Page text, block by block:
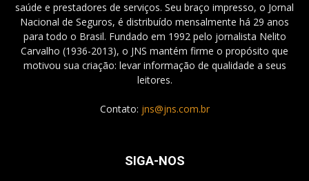
saúde e prestadores de serviços. Seu braço impresso, o Jornal
Nacional de Seguros, é distribuído mensalmente há 29 anos
para todo o Brasil. Fundado em 1992 pelo jornalista Nelito
Carvalho (1936-2013), o JNS mantém firme o propósito que
motivou sua criação: levar informação de qualidade a seus
leitores.
Contato: jns@jns.com.br
SIGA-NOS